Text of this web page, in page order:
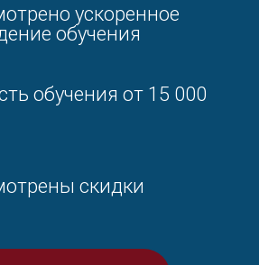
ускоренное
обучения
обучения от 15 000
скидки